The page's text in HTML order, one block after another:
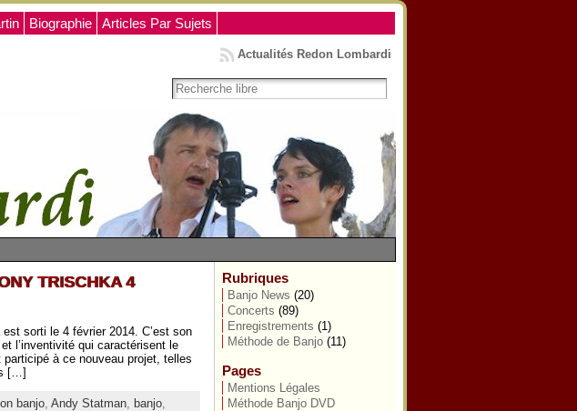
Biographie Articles Par Sujets
Actualités Redon Lombardi
TRISCHKA 4
sorti le 4 février 2014. C’est son
l’inventivité qui caractérisent le
à ce nouveau projet, telles
[…]
banjo Andy Statman banjo
Rubriques
Banjo News (20)
Concerts (89)
Enregistrements (1)
Méthode de Banjo (11)
Pages
Mentions Légales
Méthode Banjo DVD